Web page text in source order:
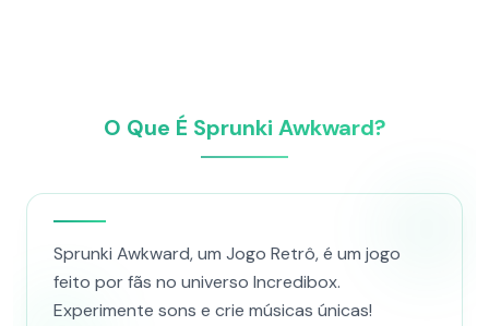
O Que É Sprunki Awkward?
Sprunki Awkward, um Jogo Retrô, é um jogo
feito por fãs no universo Incredibox.
Experimente sons e crie músicas únicas!